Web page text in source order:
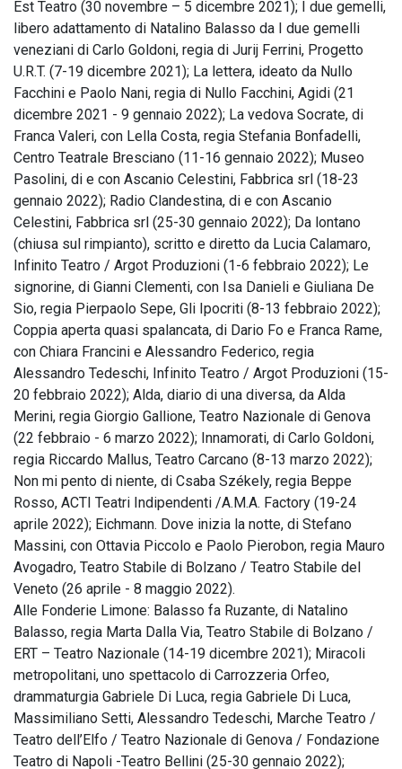
Est Teatro (30 novembre – 5 dicembre 2021); I due gemelli,
libero adattamento di Natalino Balasso da I due gemelli
veneziani di Carlo Goldoni, regia di Jurij Ferrini, Progetto
U.R.T. (7-19 dicembre 2021); La lettera, ideato da Nullo
Facchini e Paolo Nani, regia di Nullo Facchini, Agidi (21
dicembre 2021 - 9 gennaio 2022); La vedova Socrate, di
Franca Valeri, con Lella Costa, regia Stefania Bonfadelli,
Centro Teatrale Bresciano (11-16 gennaio 2022); Museo
Pasolini, di e con Ascanio Celestini, Fabbrica srl (18-23
gennaio 2022); Radio Clandestina, di e con Ascanio
Celestini, Fabbrica srl (25-30 gennaio 2022); Da lontano
(chiusa sul rimpianto), scritto e diretto da Lucia Calamaro,
Infinito Teatro / Argot Produzioni (1-6 febbraio 2022); Le
signorine, di Gianni Clementi, con Isa Danieli e Giuliana De
Sio, regia Pierpaolo Sepe, Gli Ipocriti (8-13 febbraio 2022);
Coppia aperta quasi spalancata, di Dario Fo e Franca Rame,
con Chiara Francini e Alessandro Federico, regia
Alessandro Tedeschi, Infinito Teatro / Argot Produzioni (15-
20 febbraio 2022); Alda, diario di una diversa, da Alda
Merini, regia Giorgio Gallione, Teatro Nazionale di Genova
(22 febbraio - 6 marzo 2022); Innamorati, di Carlo Goldoni,
regia Riccardo Mallus, Teatro Carcano (8-13 marzo 2022);
Non mi pento di niente, di Csaba Székely, regia Beppe
Rosso, ACTI Teatri Indipendenti /A.M.A. Factory (19-24
aprile 2022); Eichmann. Dove inizia la notte, di Stefano
Massini, con Ottavia Piccolo e Paolo Pierobon, regia Mauro
Avogadro, Teatro Stabile di Bolzano / Teatro Stabile del
Veneto (26 aprile - 8 maggio 2022).
Alle Fonderie Limone: Balasso fa Ruzante, di Natalino
Balasso, regia Marta Dalla Via, Teatro Stabile di Bolzano /
ERT – Teatro Nazionale (14-19 dicembre 2021); Miracoli
metropolitani, uno spettacolo di Carrozzeria Orfeo,
drammaturgia Gabriele Di Luca, regia Gabriele Di Luca,
Massimiliano Setti, Alessandro Tedeschi, Marche Teatro /
Teatro dell’Elfo / Teatro Nazionale di Genova / Fondazione
Teatro di Napoli -Teatro Bellini (25-30 gennaio 2022);